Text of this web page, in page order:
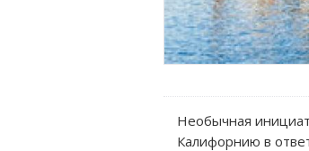
Необычная
Калифорнию в